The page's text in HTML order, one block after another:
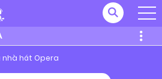
nhà hát Opera